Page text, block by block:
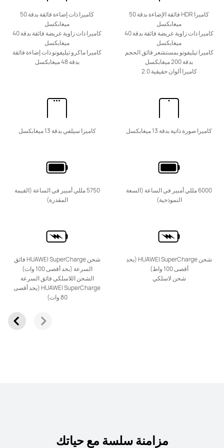
HUAWEI Mate 50
تعرّف على المزيد شراء
جديد
HUAWEI nova 15 Max
كاميرا HDR فائقة الإضاءة بدقة 50
ميغابكسل
كاميرا ذات زاوية عريضة فائقة بدقة 40
ميغابكسل
كاميرا تيليفوتو بمستشعر فائق الحجم
بدقة 200 ميغابكسل
كاميرا ألوان حقيقية 2.0
كاميرا صورة ذاتية بدقة 13 ميغابكسل
6000 مللي أمبير في الساعة (السعة
النموذجية)
شحن HUAWEI SuperCharge (بحد
أقصى 100 واط)
شحن لاسلكي
كاميرا ذات إضاءة فائقة بدقة 50
ميغابكسل
كاميرا ذات زاوية عريضة فائقة بدقة 40
ميغابكسل
كاميرا ماكرو تيليفوتو ذات إضاءة فائقة
بدقة 48 ميغابكسل
كاميرا سيلفي بدقة 13 ميغابكسل
5750 مللي أمبير في الساعة (القيمة
المقدرة)
شحن HUAWEI SuperCharge فائق
السرعة (بحد أقصى 100 وات)
الشحن اللاسلكي فائق السرعة
HUAWEI SuperCharge (بحد أقصى
80 وات)
مزامنة سلسة مع حياتك